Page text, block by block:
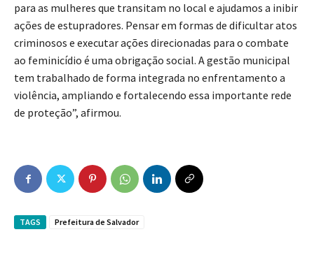
para as mulheres que transitam no local e ajudamos a inibir
ações de estupradores. Pensar em formas de dificultar atos
criminosos e executar ações direcionadas para o combate
ao feminicídio é uma obrigação social. A gestão municipal
tem trabalhado de forma integrada no enfrentamento a
violência, ampliando e fortalecendo essa importante rede
de proteção”, afirmou.
TAGS Prefeitura de Salvador